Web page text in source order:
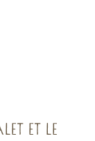
ET LE